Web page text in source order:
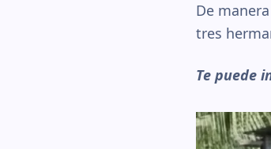
De
tres
Te puede